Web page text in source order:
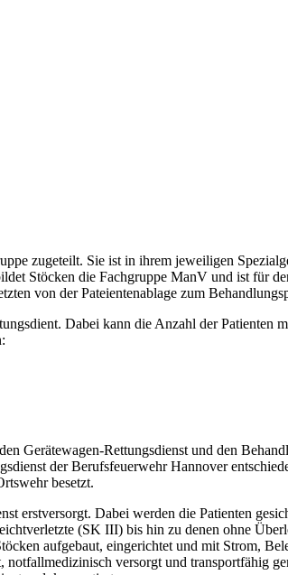
zugeteilt. Sie ist in ihrem jeweiligen
Stöcken die Fachgruppe ManV und ist für
von der Pateientenablage zum
Dabei kann die Anzahl der Patienten
Gerätewagen-Rettungsdienst und den
der Berufsfeuerwehr Hannover
besetzt.
erstversorgt. Dabei werden die Patienten
(SK III) bis hin zu denen ohne
aufgebaut, eingerichtet und mit Strom,
versorgt und transportfähig